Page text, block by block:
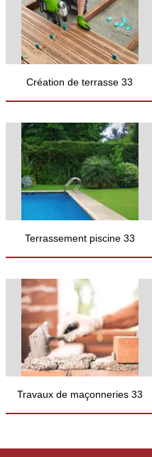
Création de terrasse 33
Terrassement piscine 33
Travaux de maçonneries 33